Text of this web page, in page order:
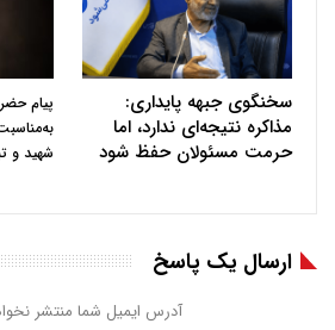
سخنگوی جبهه پایداری:
مذاکره نتیجه‌ای ندارد، اما
حرمت مسئولان حفظ شود
پیام
شهید و
ارسال یک پاسخ
آدرس ایمیل شما منتشر